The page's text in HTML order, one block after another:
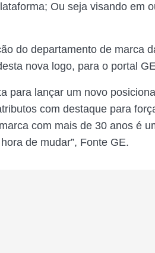
Ou seja visando em
do departamento de marca
nova logo, para o portal
para lançar um novo
com destaque para
com mais de 30 anos é
de mudar”, Fonte GE.